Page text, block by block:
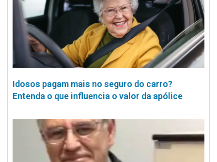
Idosos pagam mais no seguro do carro?
Entenda o que influencia o valor da apólice